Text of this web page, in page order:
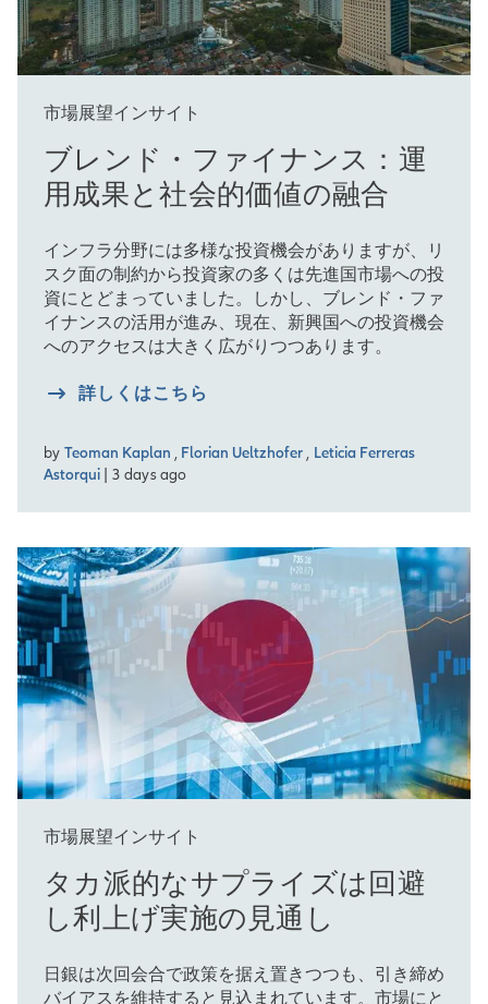
市場展望インサイト
ブレンド・ファイナンス：運
用成果と社会的価値の融合
インフラ分野には多様な投資機会がありますが、リ
スク面の制約から投資家の多くは先進国市場への投
資にとどまっていました。しかし、ブレンド・ファ
イナンスの活用が進み、現在、新興国への投資機会
へのアクセスは大きく広がりつつあります。
詳しくはこちら
by Teoman Kaplan , Florian Ueltzhofer , Leticia Ferreras
Astorqui | 3 days ago
市場展望インサイト
タカ派的なサプライズは回避
し利上げ実施の見通し
日銀は次回会合で政策を据え置きつつも、引き締め
バイアスを維持すると見込まれています。市場にと